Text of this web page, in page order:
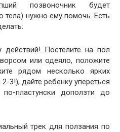
позвоночник будет
тела) нужно ему помочь. Есть
Постелите на пол
или одеяло, положите
рядом несколько ярких
3!), дайте ребенку упереться
пластунски доползти до
трек для ползания по